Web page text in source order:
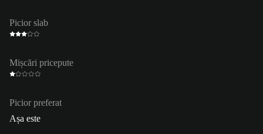
Picior slab
Mișcări pricepute
Picior preferat
Așa este